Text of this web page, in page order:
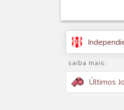
saiba mais:
Últimos